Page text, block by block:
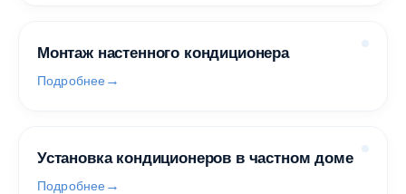
Монтаж настенного кондиционера
Подробнее
Установка кондиционеров в частном доме
Подробнее